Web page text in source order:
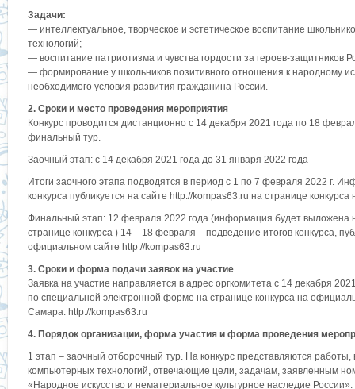
Задачи:
— интеллектуальное, творческое и эстетическое воспитание
технологий;
— воспитание патриотизма и чувства гордости за героев-защитников
— формирование у школьников позитивного отношения к народному
необходимого условия развития гражданина России.
2. Сроки и место проведения мероприятия
Конкурс проводится дистанционно с 14 декабря 2021 года по 18
финальный тур.
Заочный этап: с 14 декабря 2021 года до 31 января 2022 года
Итоги заочного этапа подводятся в период с 1 по 7 февраля 2022 г.
конкурса публикуется на сайте http://kompas63.ru на странице
Финальный этап: 12 февраля 2022 года (информация будет выложена
странице конкурса ) 14 – 18 февраля – подведение итогов конкурса,
официальном сайте http://kompas63.ru
3. Сроки и форма подачи заявок на участие
Заявка на участие направляется в адрес оргкомитета с 14 декабря
по специальной электронной форме на странице конкурса на
Самара: http://kompas63.ru
4. Порядок организации, форма участия и форма проведения
1 этап – заочный отборочный тур. На конкурс представляются
компьютерных технологий, отвечающие цели, задачам, заявленным
«Народное искусство и нематериальное культурное наследие России».